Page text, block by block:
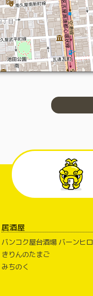
居酒屋
バンコク屋台酒場 バーンヒロ
きりんのたまご
みちのく